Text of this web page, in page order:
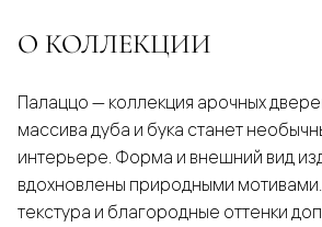
О КОЛЛЕКЦИИ
Палаццо — коллекция арочных
массива дуба и бука станет
интерьере. Форма и внешний вид
вдохновлены природными
текстура и благородные оттенки